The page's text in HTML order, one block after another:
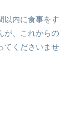
以内に食事をす
が、これからの
てくださいませ